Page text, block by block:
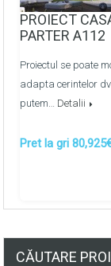
pe baza
Montarea
PROIECT
PARTER A112
Proiectul se poate
adapta cerintelor
putem… Detalii
Pret la gri
CĂUTARE